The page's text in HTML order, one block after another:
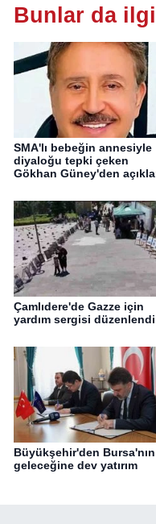
Bunlar da
SMA'lı bebeğin annesiyle
diyaloğu tepki çeken
Gökhan Güney'den
Çamlıdere'de Gazze için
yardım sergisi düzenlendi
Büyükşehir'den Bursa'nın
geleceğine dev yatırım